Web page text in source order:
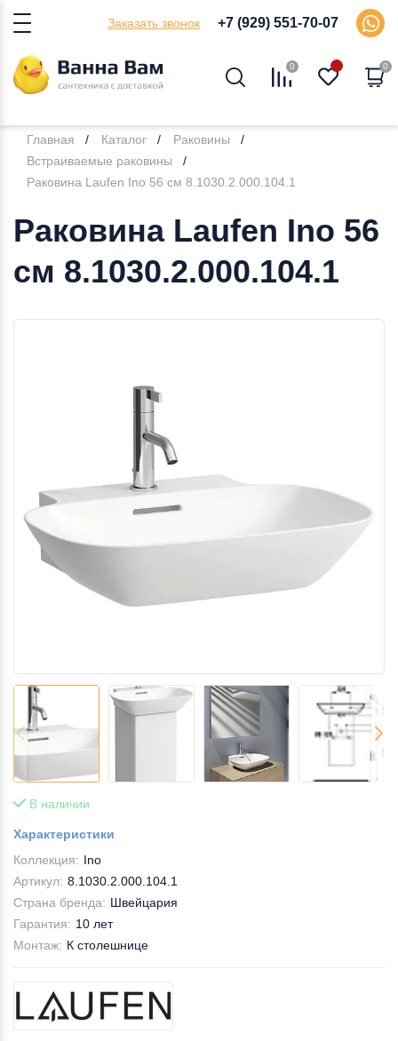
Заказать звонок +7 (929) 551-70-07
0 0
Главная Каталог
Раковины
Встраиваемые раковины
Раковина Laufen Ino 56 см 8.1030.2.000.104.1
Раковина Laufen Ino 56
см 8.1030.2.000.104.1
В наличии
Характеристики
Коллекция: Ino
Артикул: 8.1030.2.000.104.1
Страна бренда: Швейцария
Гарантия: 10 лет
Монтаж: К столешнице